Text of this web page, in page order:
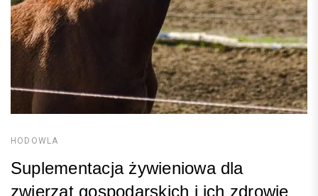
HODOWLA
Suplementacja żywieniowa dla
zwierząt gospodarskich i ich zdrowie